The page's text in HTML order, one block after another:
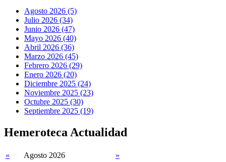
Agosto 2026 (5)
Julio 2026 (34)
Junio 2026 (47)
Mayo 2026 (40)
Abril 2026 (36)
Marzo 2026 (45)
Febrero 2026 (29)
Enero 2026 (20)
Diciembre 2025 (24)
Noviembre 2025 (23)
Octubre 2025 (30)
Septiembre 2025 (19)
Hemeroteca Actualidad
« Agosto 2026
»